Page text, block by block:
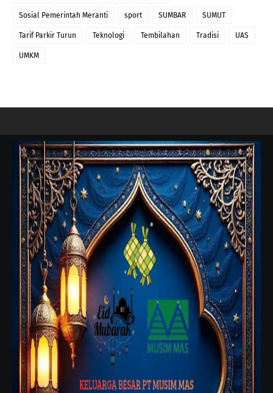
Sosial Pemerintah Meranti sport SUMBAR SUMUT
Tarif Parkir Turun Teknologi Tembilahan Tradisi UAS
UMKM